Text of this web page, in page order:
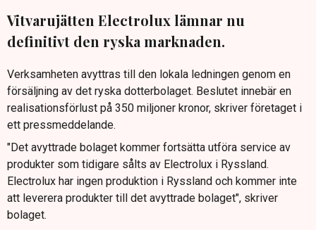
Vitvarujätten Electrolux lämnar nu
definitivt den ryska marknaden.
Verksamheten avyttras till den lokala ledningen genom en
försäljning av det ryska dotterbolaget. Beslutet innebär en
realisationsförlust på 350 miljoner kronor, skriver företaget i
ett pressmeddelande.
"Det avyttrade bolaget kommer fortsätta utföra service av
produkter som tidigare sålts av Electrolux i Ryssland.
Electrolux har ingen produktion i Ryssland och kommer inte
att leverera produkter till det avyttrade bolaget", skriver
bolaget.